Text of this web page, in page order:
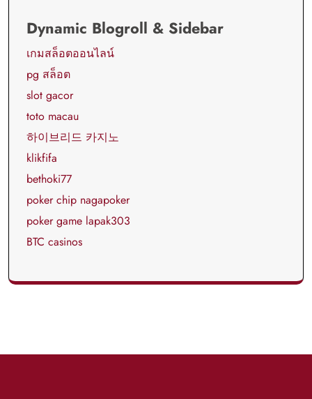
Dynamic Blogroll & Sidebar
เกมสล็อตออนไลน์
pg สล็อต
slot gacor
toto macau
하이브리드 카지노
klikfifa
bethoki77
poker chip nagapoker
poker game lapak303
BTC casinos